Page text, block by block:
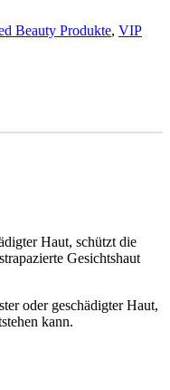
Beauty Produkte, VIP
Haut, schützt die
Gesichtshaut
oder geschädigter Haut,
kann.